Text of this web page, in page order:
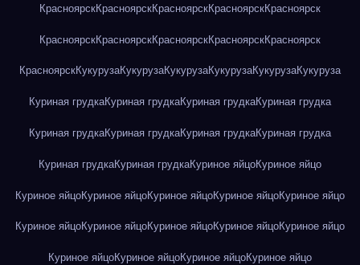
КрасноярскКрасноярскКрасноярскКрасноярскКрасноярск
КрасноярскКрасноярскКрасноярскКрасноярскКрасноярск
КрасноярскКукурузаКукурузаКукурузаКукурузаКукурузаКукуруза
Куриная грудкаКуриная грудкаКуриная грудкаКуриная грудка
Куриная грудкаКуриная грудкаКуриная грудкаКуриная грудка
Куриная грудкаКуриная грудкаКуриное яйцоКуриное яйцо
Куриное яйцоКуриное яйцоКуриное яйцоКуриное яйцоКуриное яйцо
Куриное яйцоКуриное яйцоКуриное яйцоКуриное яйцоКуриное яйцо
Куриное яйцоКуриное яйцоКуриное яйцоКуриное яйцо